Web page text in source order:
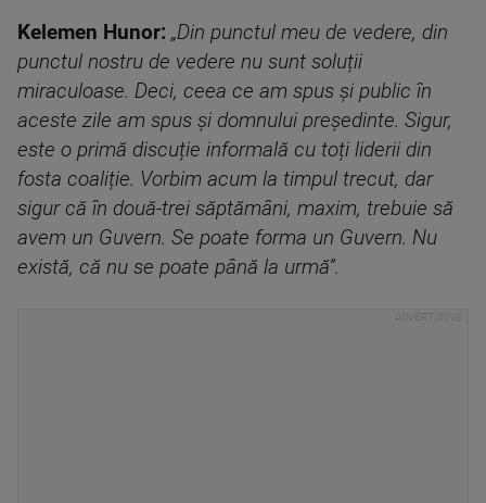
Kelemen Hunor: „Din punctul meu de vedere, din
punctul nostru de vedere nu sunt soluții
miraculoase. Deci, ceea ce am spus și public în
aceste zile am spus și domnului președinte. Sigur,
este o primă discuție informală cu toți liderii din
fosta coaliție. Vorbim acum la timpul trecut, dar
sigur că în două-trei săptămâni, maxim, trebuie să
avem un Guvern. Se poate forma un Guvern. Nu
există, că nu se poate până la urmă”.